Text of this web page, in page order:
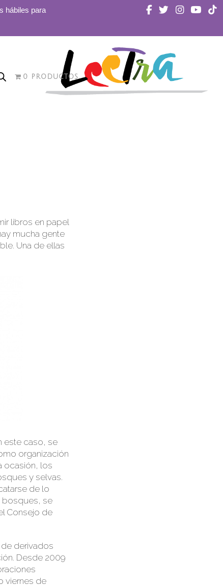
hábiles para
0 PRODUCTOS
libros en papel
mucha gente
Una de ellas
este caso, se
organización
ocasión, los
y selvas.
de lo
bosques, se
Consejo de
derivados
Desde 2009
viernes de